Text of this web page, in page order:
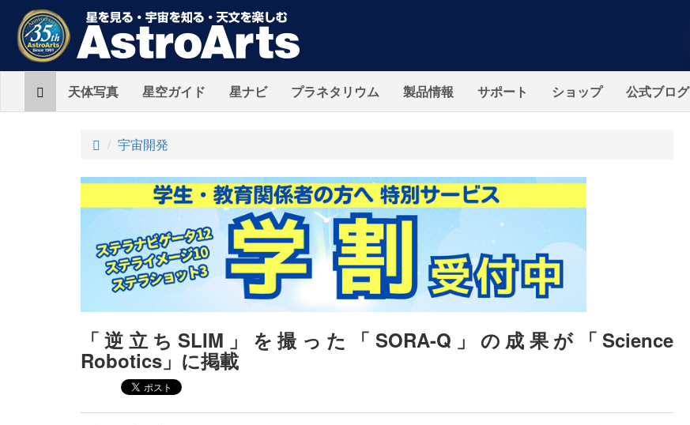
Home天体写真 星空ガイド 星ナビ プラネタリウム 製品情報 サポート ショップ 公式ブログ
ト
プ
宇宙開発
「逆立ちSLIM」を撮った「SORA-Q」の成果が「Science
Robotics」に掲載